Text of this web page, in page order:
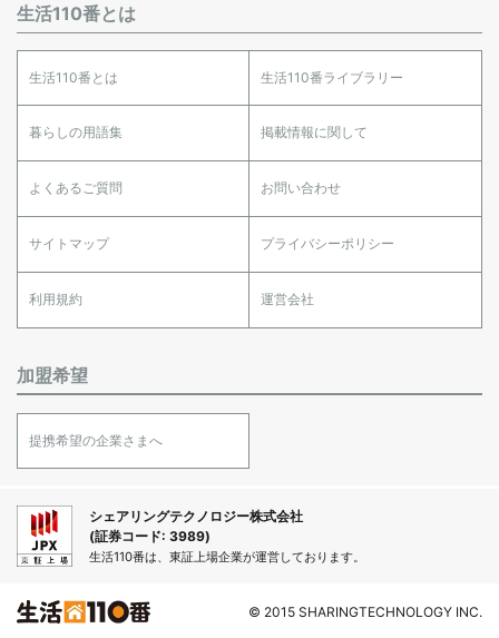
生活110番とは
生活110番とは 生活110番ライブラリー
暮らしの用語集 掲載情報に関して
よくあるご質問 お問い合わせ
サイトマップ プライバシーポリシー
利用規約 運営会社
加盟希望
提携希望の企業さまへ
シェアリングテクノロジー株式会社
(証券コード: 3989)
生活110番は、東証上場企業が運営しております。
© 2015 SHARINGTECHNOLOGY INC.